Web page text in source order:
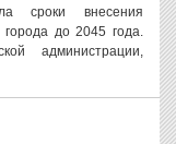
сроки внесения
до 2045 года.
администрации,